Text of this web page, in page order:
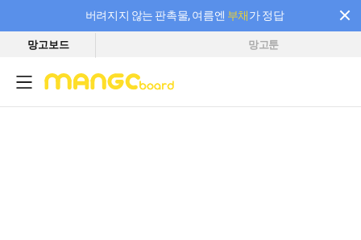
버려지지 않는 판촉물, 여름엔 부채가 정답
필요한 만큼 충전하고 끊김 없이 작업하세요! 새로워진 AI 부스터 요금제
망고보드 망고툰